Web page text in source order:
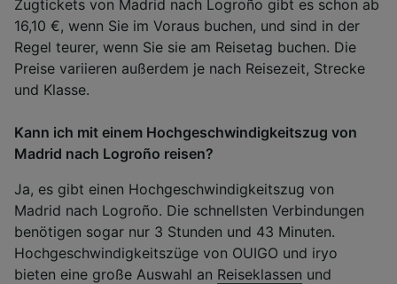
Zugtickets von Madrid nach Logroño gibt es schon ab
16,10 €, wenn Sie im Voraus buchen, und sind in der
Regel teurer, wenn Sie sie am Reisetag buchen. Die
Preise variieren außerdem je nach Reisezeit, Strecke
und Klasse.
Kann ich mit einem Hochgeschwindigkeitszug von
Madrid nach Logroño reisen?
Ja, es gibt einen Hochgeschwindigkeitszug von
Madrid nach Logroño. Die schnellsten Verbindungen
benötigen sogar nur 3 Stunden und 43 Minuten.
Hochgeschwindigkeitszüge von OUIGO und iryo
bieten eine große Auswahl an Reiseklassen und